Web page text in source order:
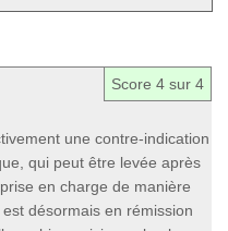
Score 4 sur 4
une contre-indication
qui peut être levée après
en charge de manière
désormais en rémission